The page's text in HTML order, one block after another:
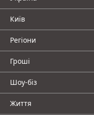
Київ
Регіони
Гроші
Шоу-біз
Життя